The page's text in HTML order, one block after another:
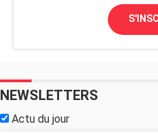
NEWSLETTERS
Actu du jour